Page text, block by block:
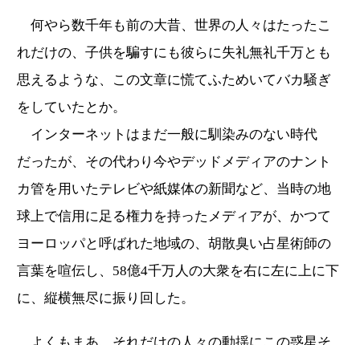
何やら数千年も前の大昔、世界の人々はたったこ
れだけの、子供を騙すにも彼らに失礼無礼千万とも
思えるような、この文章に慌てふためいてバカ騒ぎ
をしていたとか。
インターネットはまだ一般に馴染みのない時代
だったが、その代わり今やデッドメディアのナント
カ管を用いたテレビや紙媒体の新聞など、当時の地
球上で信用に足る権力を持ったメディアが、かつて
ヨーロッパと呼ばれた地域の、胡散臭い占星術師の
言葉を喧伝し、58億4千万人の大衆を右に左に上に下
に、縦横無尽に振り回した。